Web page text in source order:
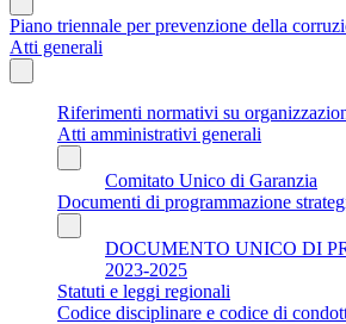
Piano triennale per prevenzione della
Atti generali
Riferimenti normativi su
Atti amministrativi generali
Comitato Unico di Garanzia
Documenti di programmazione
DOCUMENTO UNICO DI
2023-2025
Statuti e leggi regionali
Codice disciplinare e codice di